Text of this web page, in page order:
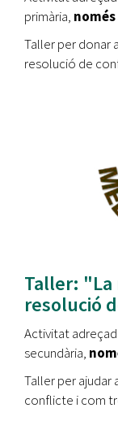
primària, només
Taller per donar
resolució de
Taller: "La
resolució
Activitat
secundària,
Taller per ajudar
conflicte i com